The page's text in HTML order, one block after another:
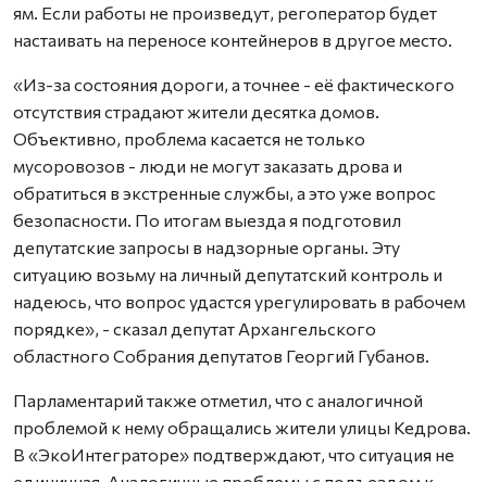
ям. Если работы не произведут, регоператор будет
настаивать на переносе контейнеров в другое место.
«Из-за состояния дороги, а точнее - её фактического
отсутствия страдают жители десятка домов.
Объективно, проблема касается не только
мусоровозов - люди не могут заказать дрова и
обратиться в экстренные службы, а это уже вопрос
безопасности. По итогам выезда я подготовил
депутатские запросы в надзорные органы. Эту
ситуацию возьму на личный депутатский контроль и
надеюсь, что вопрос удастся урегулировать в рабочем
порядке», - сказал депутат Архангельского
областного Собрания депутатов Георгий Губанов.
Парламентарий также отметил, что с аналогичной
проблемой к нему обращались жители улицы Кедрова.
В «ЭкоИнтеграторе» подтверждают, что ситуация не